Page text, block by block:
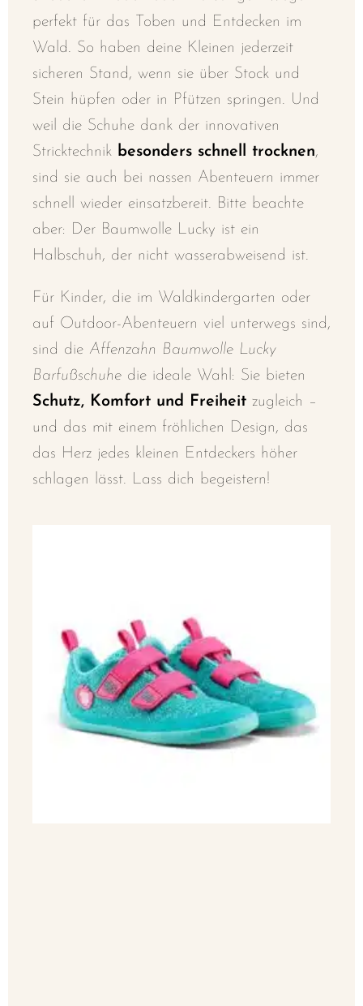
perfekt für das Toben und Entdecken im
Wald. So haben deine Kleinen jederzeit
sicheren Stand, wenn sie über Stock und
Stein hüpfen oder in Pfützen springen. Und
weil die Schuhe dank der innovativen
Stricktechnik besonders schnell trocknen,
sind sie auch bei nassen Abenteuern immer
schnell wieder einsatzbereit. Bitte beachte
aber: Der Baumwolle Lucky ist ein
Halbschuh, der nicht wasserabweisend ist.
Für Kinder, die im Waldkindergarten oder
auf Outdoor-Abenteuern viel unterwegs sind,
sind die Affenzahn Baumwolle Lucky
Barfußschuhe die ideale Wahl: Sie bieten
Schutz, Komfort und Freiheit zugleich –
und das mit einem fröhlichen Design, das
das Herz jedes kleinen Entdeckers höher
schlagen lässt. Lass dich begeistern!